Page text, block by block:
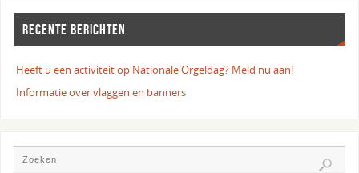
RECENTE BERICHTEN
Heeft u een activiteit op Nationale Orgeldag? Meld nu aan!
Informatie over vlaggen en banners